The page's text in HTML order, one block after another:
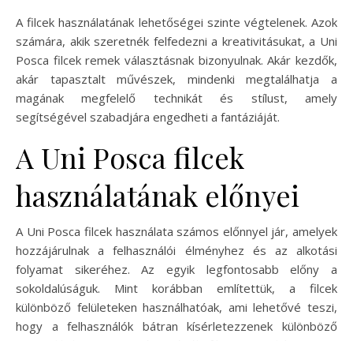
A filcek használatának lehetőségei szinte végtelenek. Azok
számára, akik szeretnék felfedezni a kreativitásukat, a Uni
Posca filcek remek választásnak bizonyulnak. Akár kezdők,
akár tapasztalt művészek, mindenki megtalálhatja a
magának megfelelő technikát és stílust, amely
segítségével szabadjára engedheti a fantáziáját.
A Uni Posca filcek
használatának előnyei
A Uni Posca filcek használata számos előnnyel jár, amelyek
hozzájárulnak a felhasználói élményhez és az alkotási
folyamat sikeréhez. Az egyik legfontosabb előny a
sokoldalúságuk. Mint korábban említettük, a filcek
különböző felületeken használhatóak, ami lehetővé teszi,
hogy a felhasználók bátran kísérletezzenek különböző